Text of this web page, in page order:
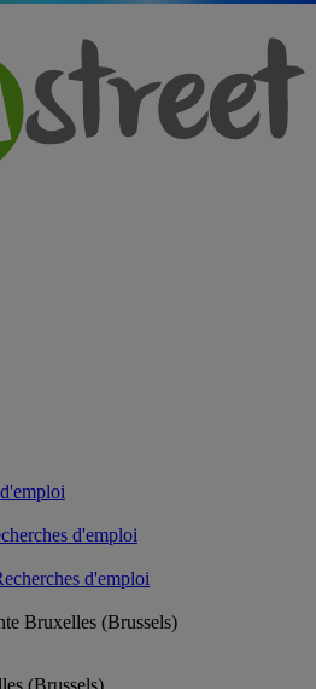
d'emploi
d'emploi
Bruxelles (Brussels)